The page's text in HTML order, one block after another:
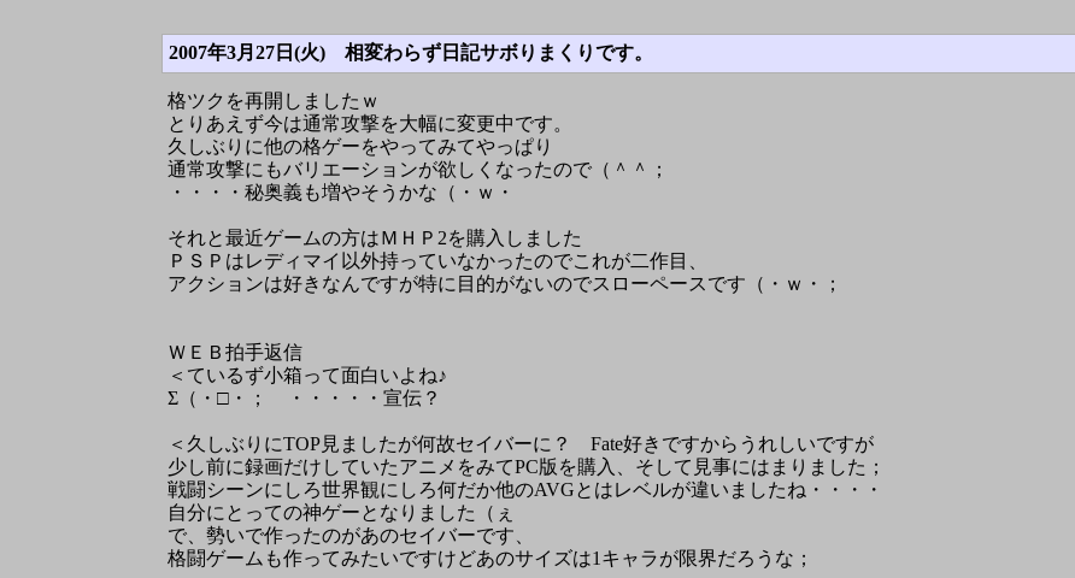
2007年3月27日(火) 相変わらず日記サボりまくりです。
格ツクを再開しましたｗ
とりあえず今は通常攻撃を大幅に変更中です。
久しぶりに他の格ゲーをやってみてやっぱり
通常攻撃にもバリエーションが欲しくなったので（＾＾；
・・・・秘奥義も増やそうかな（・ｗ・
それと最近ゲームの方はＭＨＰ2を購入しました
ＰＳＰはレディマイ以外持っていなかったのでこれが二作目、
アクションは好きなんですが特に目的がないのでスローペースです（・ｗ・；
ＷＥＢ拍手返信
＜ているず小箱って面白いよね♪
Σ（・□・； ・・・・・宣伝？
＜久しぶりにTOP見ましたが何故セイバーに？ Fate好きですからうれしいですが
少し前に録画だけしていたアニメをみてPC版を購入、そして見事にはまりました；
戦闘シーンにしろ世界観にしろ何だか他のAVGとはレベルが違いましたね・・・・
自分にとっての神ゲーとなりました（ぇ
で、勢いで作ったのがあのセイバーです、
格闘ゲームも作ってみたいですけどあのサイズは1キャラが限界だろうな；